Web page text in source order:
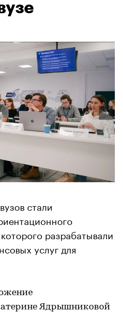
стали
разрабатывали
услуг для
Ядрышниковой